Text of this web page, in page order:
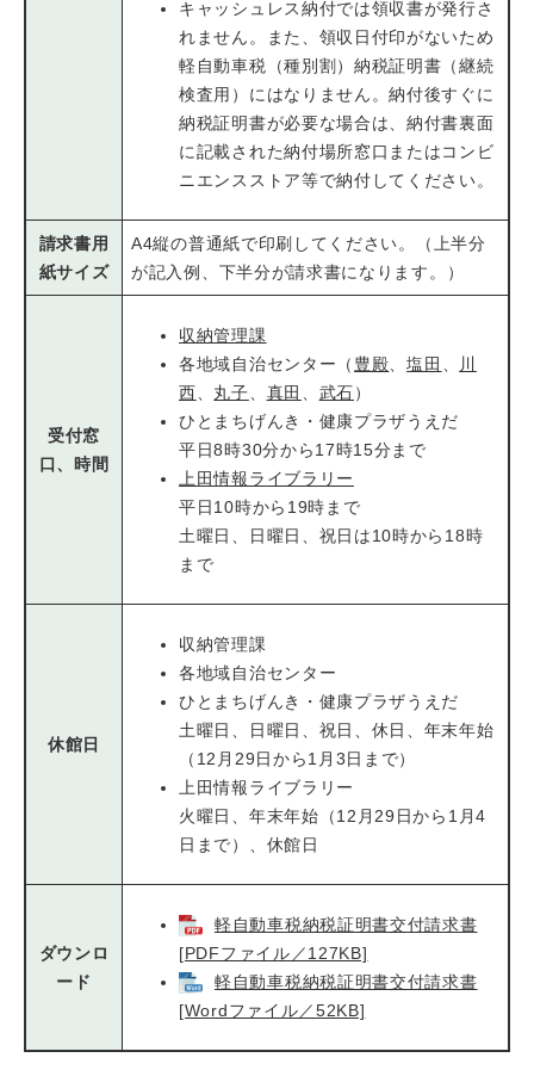
キャッシュレス納付では領収書が発行さ
れません。また、領収日付印がないため
軽自動車税（種別割）納税証明書（継続
検査用）にはなりません。納付後すぐに
納税証明書が必要な場合は、納付書裏面
に記載された納付場所窓口またはコンビ
ニエンスストア等で納付してください。
請求書用
紙サイズ
A4縦の普通紙で印刷してください。（上半分
が記入例、下半分が請求書になります。）
受付窓
口、時間
収納管理課
各地域自治センター（ 豊殿 、塩田
川
西
丸子 真田 武石）
ひとまちげんき・健康プラザうえだ
平日8時30分から17時15分まで
上田情報ライブラリー
平日10時から19時まで
土曜日、日曜日、祝日は10時から18時
まで
休館日
収納管理課
各地域自治センター
ひとまちげんき・健康プラザうえだ
土曜日、日曜日、祝日、休日、年末年始
（12月29日から1月3日まで）
上田情報ライブラリー
火曜日、年末年始（12月29日から1月4
日まで）、休館日
ダウンロ
ード
軽自動車税納税証明書交付請求書
[PDFファイル／127KB]
軽自動車税納税証明書交付請求書
[Wordファイル／52KB]